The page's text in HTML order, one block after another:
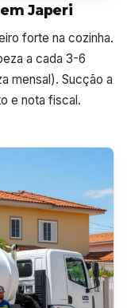
Japeri
forte na cozinha.
a cada 3-6
mensal). Sucção a
e nota fiscal.